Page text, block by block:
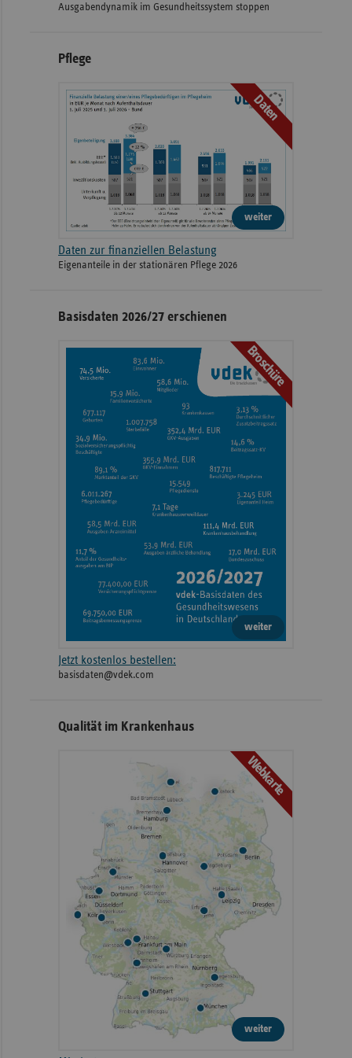
Ausgabendynamik im Gesundheitssystem stoppen
Pflege
Daten
weiter
Daten zur finanziellen Belastung
Eigenanteile in der stationären Pflege 2026
Basisdaten 2026/27 erschienen
Broschüre
weiter
Jetzt kostenlos bestellen:
basisdaten@vdek.com
Qualität im Krankenhaus
Webkarte
weiter